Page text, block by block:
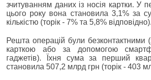
зчитуванням даних із носія картки. У
цього року вона становила 3,1% за
кількістю (торік - 7% та 5,8% відповідно).
Решта операцій були безконтактними
карткою або за допомогою
гаджетів). Їхня сума за перший
становила 507,2 млрд грн (торік - 403